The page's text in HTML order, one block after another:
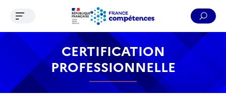
Contenu Recherche Menu Pied de page
Ouvrir le menu de navigation
CERTIFICATION
PROFESSIONNELLE